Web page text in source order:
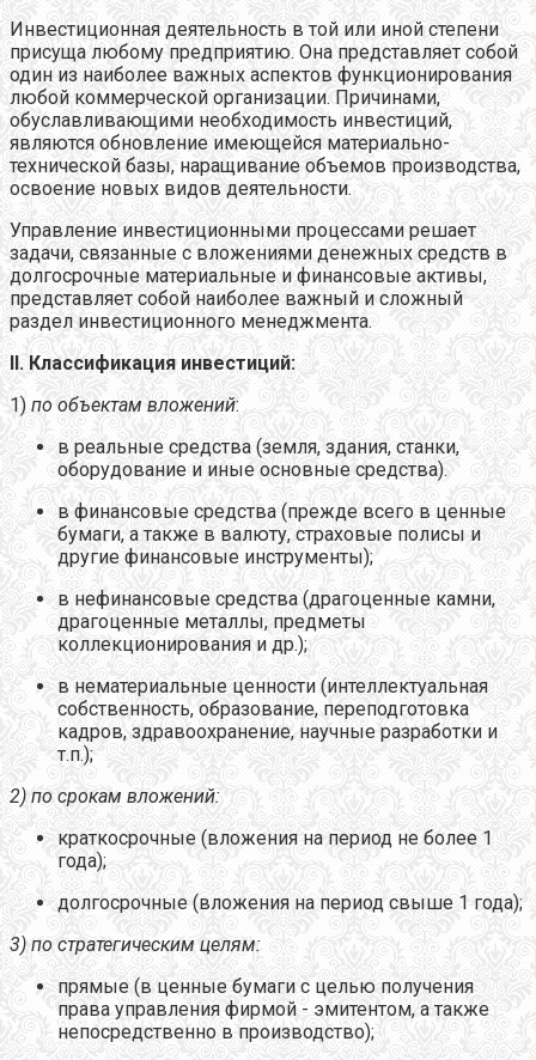
Инвестиционная деятельность в той или иной степени
присуща любому предприятию. Она представляет собой
один из наиболее важных аспектов функционирования
любой коммерческой организации. Причинами,
обуславливающими необходимость инвестиций,
являются обновление имеющейся материально-
технической базы, наращивание объемов производства,
освоение новых видов деятельности.
Управление инвестиционными процессами решает
задачи, связанные с вложениями денежных средств в
долгосрочные материальные и финансовые активы,
представляет собой наиболее важный и сложный
раздел инвестиционного менеджмента.
II. Классификация инвестиций:
1) по объектам вложений:
в реальные средства (земля, здания, станки,
оборудование и иные основные средства).
в финансовые средства (прежде всего в ценные
бумаги, а также в валюту, страховые полисы и
другие финансовые инструменты);
в нефинансовые средства (драгоценные камни,
драгоценные металлы, предметы
коллекционирования и др.);
в нематериальные ценности (интеллектуальная
собственность, образование, переподготовка
кадров, здравоохранение, научные разработки и
т.п.);
2) по срокам вложений:
краткосрочные (вложения на период не более 1
года);
долгосрочные (вложения на период свыше 1 года);
3) по стратегическим целям:
прямые (в ценные бумаги с целью получения
права управления фирмой - эмитентом, а также
непосредственно в производство);